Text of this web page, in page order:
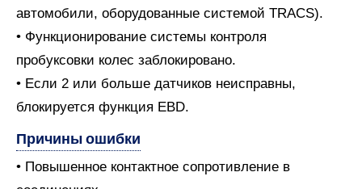
автомобили, оборудованные системой TRACS).
• Функционирование системы контроля
пробуксовки колес заблокировано.
• Если 2 или больше датчиков неисправны,
блокируется функция EBD.
Причины ошибки
• Повышенное контактное сопротивление в